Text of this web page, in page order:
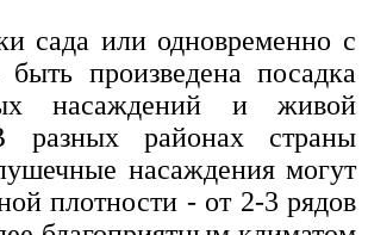
сада или одновременно с
произведена посадка
насаждений и живой
разных районах страны
насаждения могут
плотности - от 2-3 рядов